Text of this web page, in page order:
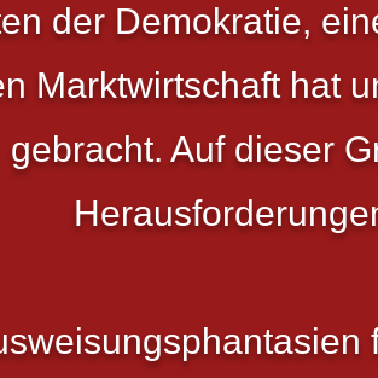
der Demokratie,
Marktwirtschaft hat
gebracht. Auf dieser